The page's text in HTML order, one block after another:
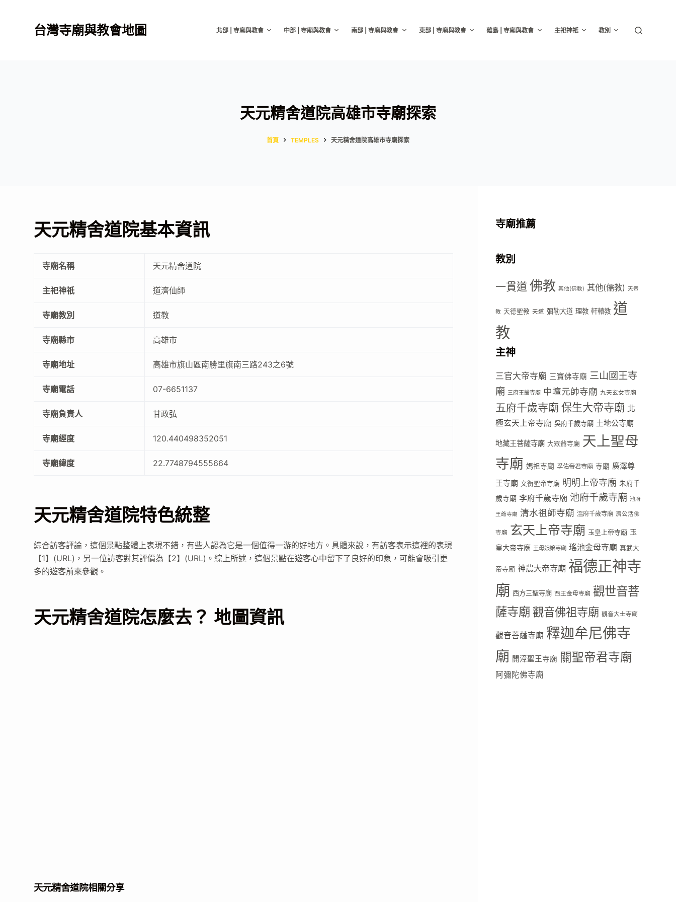
台灣寺廟與教會地圖 北部 | 寺廟與教會 中部 | 寺廟與教會 南部 | 寺廟與教會 東部 | 寺廟與教會 離島 | 寺廟與教會 主祀神祇 教別
天元精舍道院高雄市寺廟探索
首頁 TEMPLES 天元精舍道院高雄市寺廟探索
天元精舍道院基本資訊
寺廟名稱 天元精舍道院
主祀神祇 道濟仙師
寺廟教別 道教
寺廟縣市 高雄市
寺廟地址 高雄市旗山區南勝里旗南三路243之6號
寺廟電話 07-6651137
寺廟負責人 甘政弘
寺廟經度 120.440498352051
寺廟緯度 22.7748794555664
天元精舍道院特色統整
綜合訪客評論，這個景點整體上表現不錯，有些人認為它是一個值得一游的好地方。具體來說，有訪客表示這裡的表現
【1】(URL)，另一位訪客對其評價為【2】(URL)。綜上所述，這個景點在遊客心中留下了良好的印象，可能會吸引更
多的遊客前來參觀。
天元精舍道院怎麼去？ 地圖資訊
天元精舍道院相關分享
寺廟推薦
教別
一貫道 佛教 其他(佛教) 其他(儒教) 天帝
教 天德聖教 天道 彌勒大道 理教 軒轅教 道
教
主神
三官大帝寺廟 三寶佛寺廟 三山國王寺
廟 三府王爺寺廟 中壇元帥寺廟 九天玄女寺廟
五府千歲寺廟 保生大帝寺廟 北
極玄天上帝寺廟 吳府千歲寺廟 土地公寺廟
地藏王菩薩寺廟 大眾爺寺廟 天上聖母
寺廟 媽祖寺廟 孚佑帝君寺廟 寺廟 廣澤尊
王寺廟 文衡聖帝寺廟 明明上帝寺廟 朱府千
歲寺廟 李府千歲寺廟 池府千歲寺廟 池府
王爺寺廟 清水祖師寺廟 溫府千歲寺廟 濟公活佛
寺廟 玄天上帝寺廟 玉皇上帝寺廟 玉
皇大帝寺廟 王母娘娘寺廟 瑤池金母寺廟 真武大
帝寺廟 神農大帝寺廟 福德正神寺
廟 西方三聖寺廟 西王金母寺廟 觀世音菩
薩寺廟觀音佛祖寺廟 觀音大士寺廟
觀音菩薩寺廟 釋迦牟尼佛寺
廟 開漳聖王寺廟 關聖帝君寺廟
阿彌陀佛寺廟